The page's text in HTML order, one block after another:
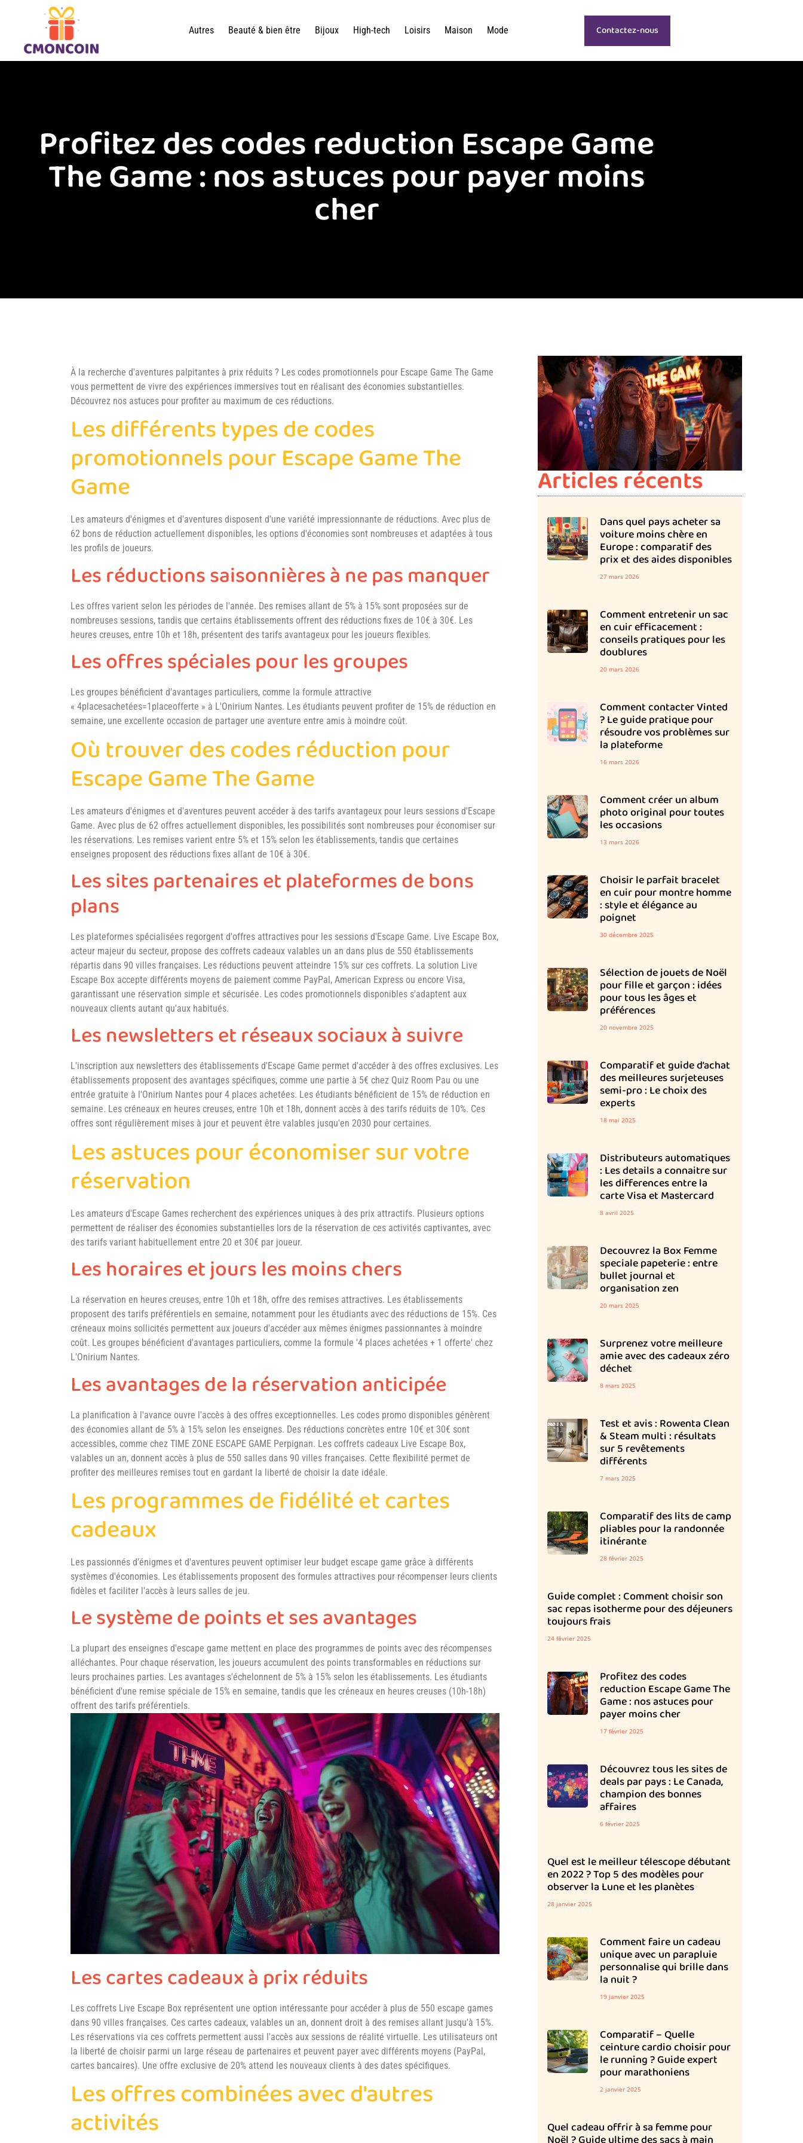
Autres Beauté & bien être Bijoux High-tech Loisirs Maison Mode Contactez-nous
Profitez des codes reduction Escape Game
The Game : nos astuces pour payer moins
cher
À la recherche d'aventures palpitantes à prix réduits ? Les codes promotionnels pour Escape Game The Game
vous permettent de vivre des expériences immersives tout en réalisant des économies substantielles.
Découvrez nos astuces pour profiter au maximum de ces réductions.
Les différents types de codes
promotionnels pour Escape Game The
Game
Les amateurs d'énigmes et d'aventures disposent d'une variété impressionnante de réductions. Avec plus de
62 bons de réduction actuellement disponibles, les options d'économies sont nombreuses et adaptées à tous
les profils de joueurs.
Les réductions saisonnières à ne pas manquer
Les offres varient selon les périodes de l'année. Des remises allant de 5% à 15% sont proposées sur de
nombreuses sessions, tandis que certains établissements offrent des réductions fixes de 10€ à 30€. Les
heures creuses, entre 10h et 18h, présentent des tarifs avantageux pour les joueurs flexibles.
Les offres spéciales pour les groupes
Les groupes bénéficient d'avantages particuliers, comme la formule attractive
« 4placesachetées=1placeofferte » à L'Onirium Nantes. Les étudiants peuvent profiter de 15% de réduction en
semaine, une excellente occasion de partager une aventure entre amis à moindre coût.
Où trouver des codes réduction pour
Escape Game The Game
Les amateurs d'énigmes et d'aventures peuvent accéder à des tarifs avantageux pour leurs sessions d'Escape
Game. Avec plus de 62 offres actuellement disponibles, les possibilités sont nombreuses pour économiser sur
les réservations. Les remises varient entre 5% et 15% selon les établissements, tandis que certaines
enseignes proposent des réductions fixes allant de 10€ à 30€.
Les sites partenaires et plateformes de bons
plans
Les plateformes spécialisées regorgent d'offres attractives pour les sessions d'Escape Game. Live Escape Box,
acteur majeur du secteur, propose des coffrets cadeaux valables un an dans plus de 550 établissements
répartis dans 90 villes françaises. Les réductions peuvent atteindre 15% sur ces coffrets. La solution Live
Escape Box accepte différents moyens de paiement comme PayPal, American Express ou encore Visa,
garantissant une réservation simple et sécurisée. Les codes promotionnels disponibles s'adaptent aux
nouveaux clients autant qu'aux habitués.
Les newsletters et réseaux sociaux à suivre
L'inscription aux newsletters des établissements d'Escape Game permet d'accéder à des offres exclusives. Les
établissements proposent des avantages spécifiques, comme une partie à 5€ chez Quiz Room Pau ou une
entrée gratuite à l'Onirium Nantes pour 4 places achetées. Les étudiants bénéficient de 15% de réduction en
semaine. Les créneaux en heures creuses, entre 10h et 18h, donnent accès à des tarifs réduits de 10%. Ces
offres sont régulièrement mises à jour et peuvent être valables jusqu'en 2030 pour certaines.
Les astuces pour économiser sur votre
réservation
Les amateurs d'Escape Games recherchent des expériences uniques à des prix attractifs. Plusieurs options
permettent de réaliser des économies substantielles lors de la réservation de ces activités captivantes, avec
des tarifs variant habituellement entre 20 et 30€ par joueur.
Les horaires et jours les moins chers
La réservation en heures creuses, entre 10h et 18h, offre des remises attractives. Les établissements
proposent des tarifs préférentiels en semaine, notamment pour les étudiants avec des réductions de 15%. Ces
créneaux moins sollicités permettent aux joueurs d'accéder aux mêmes énigmes passionnantes à moindre
coût. Les groupes bénéficient d'avantages particuliers, comme la formule '4 places achetées + 1 offerte' chez
L'Onirium Nantes.
Les avantages de la réservation anticipée
La planification à l'avance ouvre l'accès à des offres exceptionnelles. Les codes promo disponibles génèrent
des économies allant de 5% à 15% selon les enseignes. Des réductions concrètes entre 10€ et 30€ sont
accessibles, comme chez TIME ZONE ESCAPE GAME Perpignan. Les coffrets cadeaux Live Escape Box,
valables un an, donnent accès à plus de 550 salles dans 90 villes françaises. Cette flexibilité permet de
profiter des meilleures remises tout en gardant la liberté de choisir la date idéale.
Les programmes de fidélité et cartes
cadeaux
Les passionnés d'énigmes et d'aventures peuvent optimiser leur budget escape game grâce à différents
systèmes d'économies. Les établissements proposent des formules attractives pour récompenser leurs clients
fidèles et faciliter l'accès à leurs salles de jeu.
Le système de points et ses avantages
La plupart des enseignes d'escape game mettent en place des programmes de points avec des récompenses
alléchantes. Pour chaque réservation, les joueurs accumulent des points transformables en réductions sur
leurs prochaines parties. Les avantages s'échelonnent de 5% à 15% selon les établissements. Les étudiants
bénéficient d'une remise spéciale de 15% en semaine, tandis que les créneaux en heures creuses (10h-18h)
offrent des tarifs préférentiels.
Les cartes cadeaux à prix réduits
Les coffrets Live Escape Box représentent une option intéressante pour accéder à plus de 550 escape games
dans 90 villes françaises. Ces cartes cadeaux, valables un an, donnent droit à des remises allant jusqu'à 15%.
Les réservations via ces coffrets permettent aussi l'accès aux sessions de réalité virtuelle. Les utilisateurs ont
la liberté de choisir parmi un large réseau de partenaires et peuvent payer avec différents moyens (PayPal,
cartes bancaires). Une offre exclusive de 20% attend les nouveaux clients à des dates spécifiques.
Les offres combinées avec d'autres
activités
Articles récents
Dans quel pays acheter sa
voiture moins chère en
Europe : comparatif des
prix et des aides disponibles
27 mars 2026
Comment entretenir un sac
en cuir efficacement :
conseils pratiques pour les
doublures
20 mars 2026
Comment contacter Vinted
? Le guide pratique pour
résoudre vos problèmes sur
la plateforme
16 mars 2026
Comment créer un album
photo original pour toutes
les occasions
13 mars 2026
Choisir le parfait bracelet
en cuir pour montre homme
: style et élégance au
poignet
30 décembre 2025
Sélection de jouets de Noël
pour fille et garçon : idées
pour tous les âges et
préférences
20 novembre 2025
Comparatif et guide d’achat
des meilleures surjeteuses
semi-pro : Le choix des
experts
18 mai 2025
Distributeurs automatiques
: Les details a connaitre sur
les differences entre la
carte Visa et Mastercard
8 avril 2025
Decouvrez la Box Femme
speciale papeterie : entre
bullet journal et
organisation zen
20 mars 2025
Surprenez votre meilleure
amie avec des cadeaux zéro
déchet
8 mars 2025
Test et avis : Rowenta Clean
& Steam multi : résultats
sur 5 revêtements
différents
7 mars 2025
Comparatif des lits de camp
pliables pour la randonnée
itinérante
28 février 2025
Guide complet : Comment choisir son
sac repas isotherme pour des déjeuners
toujours frais
24 février 2025
Profitez des codes
reduction Escape Game The
Game : nos astuces pour
payer moins cher
17 février 2025
Découvrez tous les sites de
deals par pays : Le Canada,
champion des bonnes
affaires
6 février 2025
Quel est le meilleur télescope débutant
en 2022 ? Top 5 des modèles pour
observer la Lune et les planètes
28 janvier 2025
Comment faire un cadeau
unique avec un parapluie
personnalise qui brille dans
la nuit ?
19 janvier 2025
Comparatif – Quelle
ceinture cardio choisir pour
le running ? Guide expert
pour marathoniens
2 janvier 2025
Quel cadeau offrir à sa femme pour